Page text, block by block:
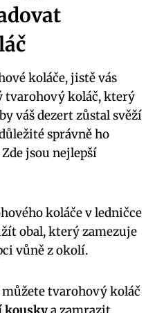
koláče, jistě vás
tvarohový koláč, který
váš dezert zůstal svěží
správně ho
jsou nejlepší
koláče v ledničce
obal, který zamezuje
vůně z okolí.
tvarohový koláč